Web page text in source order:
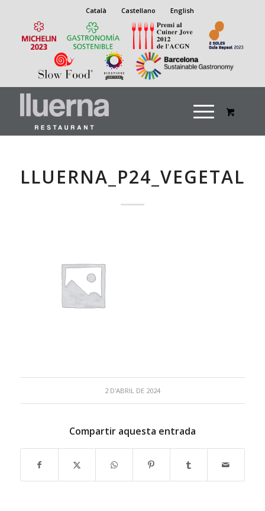
Català Castellano English
LLUERNA_P24_VEGETALM
2 D'ABRIL DE 2024
Compartir aquesta entrada